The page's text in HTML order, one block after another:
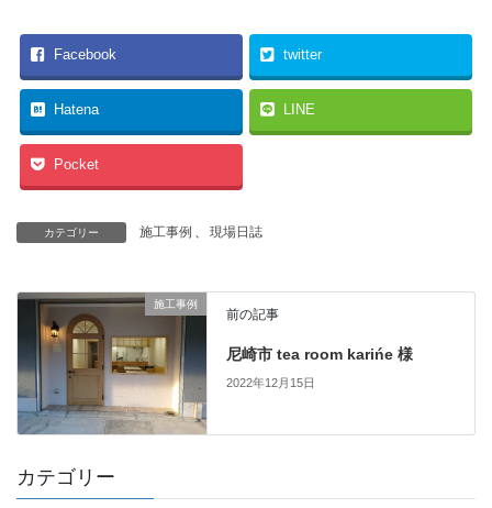
Facebook twitter
Hatena LINE
Pocket
カテゴリー 施工事例 現場日誌
施工事例
前の記事
尼崎市 tea room karińe 様
2022年12月15日
カテゴリー